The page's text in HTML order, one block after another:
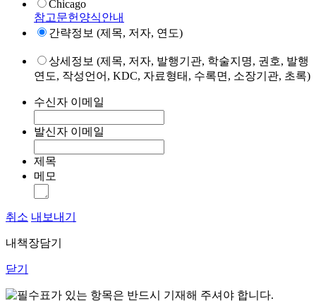
Chicago
참고문헌양식안내
간략정보 (제목, 저자, 연도)
상세정보 (제목, 저자, 발행기관, 학술지명, 권호, 발행
연도, 작성언어, KDC, 자료형태, 수록면, 소장기관, 초록)
수신자 이메일
발신자 이메일
제목
메모
취소 내보내기
내책장담기
닫기
표가 있는 항목은 반드시 기재해 주셔야 합니다.